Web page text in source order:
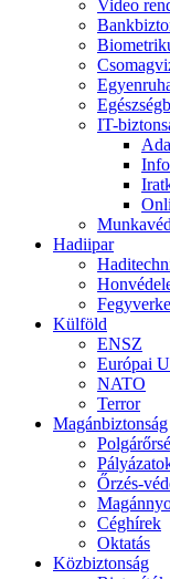
Video
IT-
Hadiipar
Külföld
ENSZ
Európai
NATO
Terror
Magánbiztonság
Őrzés-
Céghírek
Oktatás
Közbiztonság